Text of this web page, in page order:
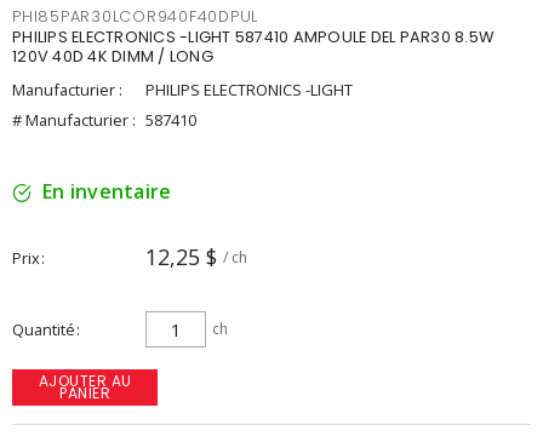
PHI85PAR30LCOR940F40DPUL
PHILIPS ELECTRONICS -LIGHT 587410 AMPOULE DEL PAR30 8.5W
120V 40D 4K DIMM / LONG
Manufacturier :
PHILIPS ELECTRONICS -LIGHT
# Manufacturier : 587410
En inventaire
Prix 12,25 $ / ch
Quantité ch
AJOUTER AU
PANIER